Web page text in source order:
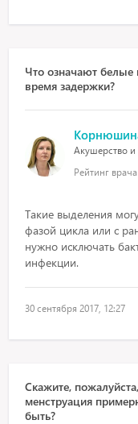
Что означают
время задержки?
Акушерство и
Рейтинг врача
Такие выделения
фазой цикла или с
нужно исключать
инфекции.
30 сентября 2017, 12:27
Скажите,
менструация
быть?